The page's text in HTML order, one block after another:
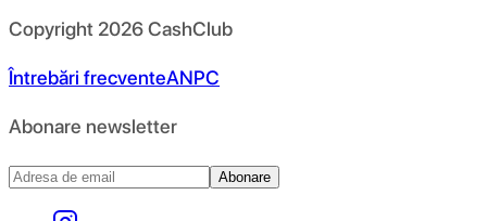
Copyright 2026CashClub
Întrebări frecventeANPC
Abonare newsletter
Abonare